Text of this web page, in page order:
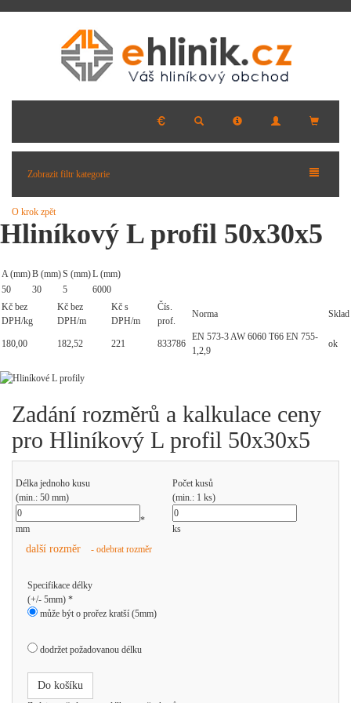
Zobrazit filtr kategorie
O krok zpět
Hliníkový L profil 50x30x5
A (mm)B (mm)S (mm)L (mm)
50
30 5
6000
Kč bez
DPH/kg
Kč bez
DPH/m
Kč s
DPH/m
Čís.
prof.
Norma Sklad
180,00 182,52 221 833786
EN 573-3 AW 6060 T66 EN 755-
1,2,9
ok
Zadání rozměrů a kalkulace ceny
pro Hliníkový L profil 50x30x5
Délka jednoho kusu
(min.: 50 mm)
Počet kusů
(min.: 1 ks)
mm
*
ks
další rozměr - odebrat rozměr
Specifikace délky
(+/- 5mm) *
může být o prořez kratší (5mm)
dodržet požadovanou délku
Do košíku